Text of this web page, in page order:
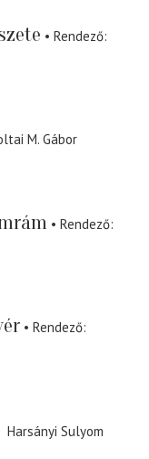
Rendező
M. Gábor
Rendező
Rendező
Harsányi Sulyom